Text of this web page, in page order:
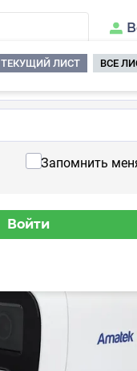
Запомнить
ТЕКУЩИЙ ЛИСТ
ВСЕ